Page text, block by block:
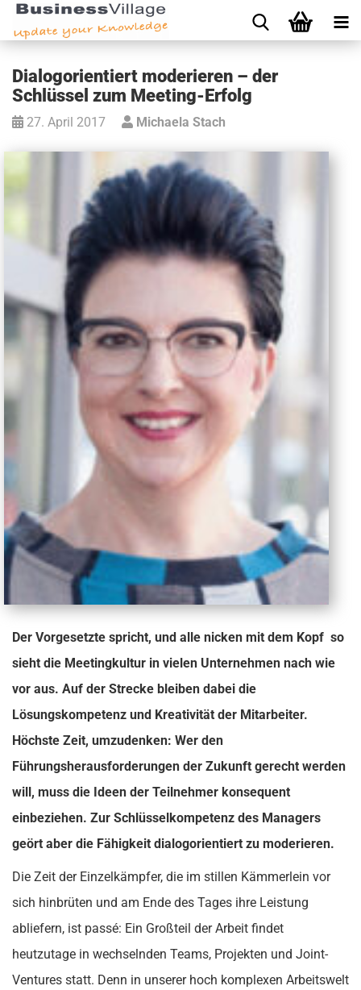
Dialogorientiert moderieren – der
Schlüssel zum Meeting-Erfolg
27. April 2017 Michaela Stach
Der Vorgesetzte spricht, und alle nicken mit dem Kopf  so
sieht die Meetingkultur in vielen Unternehmen nach wie
vor aus. Auf der Strecke bleiben dabei die
Lösungskompetenz und Kreativität der Mitarbeiter.
Höchste Zeit, umzudenken: Wer den
Führungsherausforderungen der Zukunft gerecht werden
will, muss die Ideen der Teilnehmer konsequent
einbeziehen. Zur Schlüsselkompetenz des Managers
geört aber die Fähigkeit dialogorientiert zu moderieren.
Die Zeit der Einzelkämpfer, die im stillen Kämmerlein vor
sich hinbrüten und am Ende des Tages ihre Leistung
abliefern, ist passé: Ein Großteil der Arbeit findet
heutzutage in wechselnden Teams, Projekten und Joint-
Ventures statt. Denn in unserer hoch komplexen Arbeitswelt